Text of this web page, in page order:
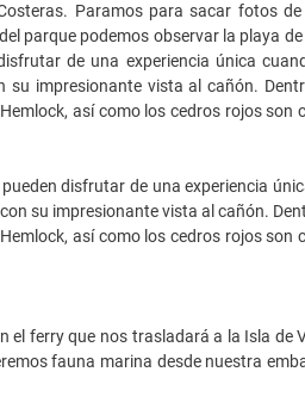
Paramos para sacar fotos
parque podemos observar la playa de
de una experiencia única
su impresionante vista al cañón.
así como los cedros rojos son
disfrutar de una experiencia
su impresionante vista al cañón.
así como los cedros rojos son
el ferry que nos trasladará a la Isla de
fauna marina desde nuestra